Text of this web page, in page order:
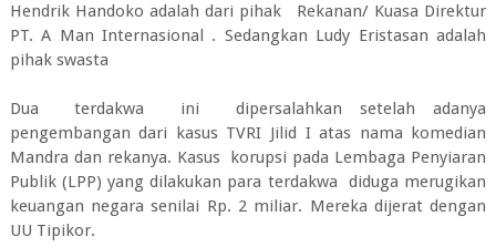
Hendrik Handoko adalah dari pihak Rekanan/ Kuasa Direktur
PT. A Man Internasional . Sedangkan Ludy Eristasan adalah
pihak swasta
Dua terdakwa ini dipersalahkan setelah adanya
pengembangan dari kasus TVRI Jilid I atas nama komedian
Mandra dan rekanya. Kasus korupsi pada Lembaga Penyiaran
Publik (LPP) yang dilakukan para terdakwa diduga merugikan
keuangan negara senilai Rp. 2 miliar. Mereka dijerat dengan
UU Tipikor.